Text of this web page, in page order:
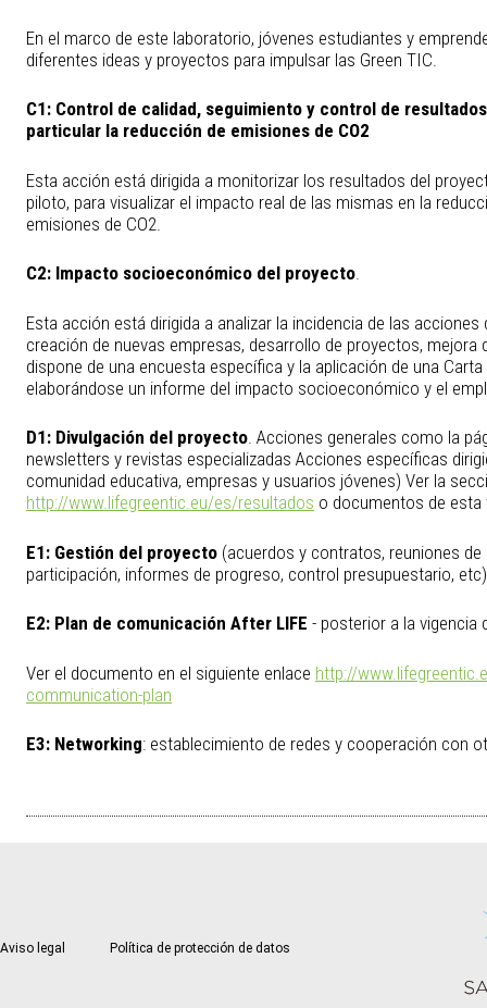
En el marco de este laboratorio, jóvenes estudiantes y
diferentes ideas y proyectos para impulsar las Green TIC.
C1: Control de calidad, seguimiento y control de
particular la reducción de emisiones de CO2
Esta acción está dirigida a monitorizar los resultados del
piloto, para visualizar el impacto real de las mismas en la
emisiones de CO2.
C2: Impacto socioeconómico del proyecto.
Esta acción está dirigida a analizar la incidencia de las
creación de nuevas empresas, desarrollo de proyectos,
dispone de una encuesta específica y la aplicación de una
elaborándose un informe del impacto socioeconómico y el
D1: Divulgación del proyecto. Acciones generales como la
newsletters y revistas especializadas Acciones específicas
comunidad educativa, empresas y usuarios jóvenes) Ver la
http://www.lifegreentic.eu/es/resultados o documentos de esta
E1: Gestión del proyecto (acuerdos y contratos, reuniones
participación, informes de progreso, control presupuestario, etc)
E2: Plan de comunicación After LIFE - posterior a la vigencia
Ver el documento en el siguiente enlace http://
communication-plan
E3: Networking: establecimiento de redes y cooperación con
Aviso legal Política de protección de datos